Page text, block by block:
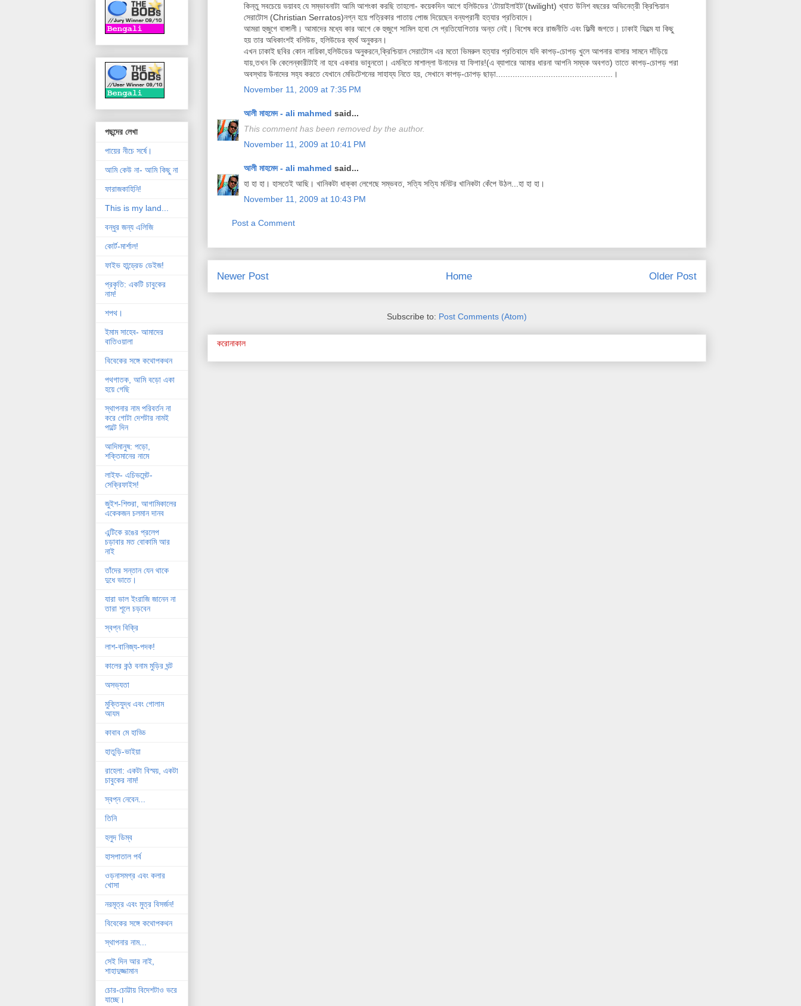
কিন্তু সবচেয়ে ভয়াবহ যে সম্ভাবনাটা আমি আশংকা করছি তাহলো- কয়েকদিন আগে হলিউডের ‘টোয়াইলাইট’(twilight) খ্যাত উনিশ বছরের অভিনেত্রী ক্রিশ্চিয়ান
সেরাটোস (Christian Serratos)নগ্ন হয়ে পত্রিকার পাতায় পোজ দিয়েছেন বন্যপ্রানী হত্যার প্রতিবাদে।
আমরা হুজুগে বাঙ্গালী। আমাদের মধ্যে কার আগে কে হুজুগে সামিল হবো সে প্রতিযোগিতার অন্ত নেই। বিশেষ করে রাজনীতি এবং ফিল্মী জগতে। ঢাকাই ফিল্মে যা কিছু
হয় তার অধিকাংশই বলিউড, হলিউডের ব্যর্থ অনুকরন।
এখন ঢাকাই ছবির কোন নায়িকা,হলিউডের অনুকরনে,ক্রিশ্চিয়ান সেরাটোস এর মতো ভিমরুল হত্যার প্রতিবাদে যদি কাপড়-চোপড় খুলে আপনার বাসার সামনে দাঁড়িয়ে
যায়,তখন কি কেলেন্কারীটাই না হবে একবার ভাবুনতো। এমনিতে মাশাল্লা উনাদের যা ফিগার!(এ ব্যাপারে আমার ধারনা আপনি সম্যক অবগত) তাতে কাপড়-চোপড় পরা
অবস্থায় উনাদের সহ্য করতে যেখানে মেডিটেশনের সাহায্য নিতে হয়, সেখানে কাপড়-চোপড় ছাড়া.................................................।
November 11, 2009 at 7:35 PM
আলী মাহমেদ - ali mahmed said...
This comment has been removed by the author.
November 11, 2009 at 10:41 PM
আলী মাহমেদ - ali mahmed said...
হা হা হা। হাসতেই আছি। খানিকটা ধাক্কা লেগেছে সম্ভবত, সত্যি সত্যি মনিটর খানিকটা কেঁপে উঠল...হা হা হা।
November 11, 2009 at 10:43 PM
Post a Comment
Newer Post Older Post
Home
Subscribe to: Post Comments (Atom)
করোনাকাল
পছন্দের লেখা
পায়ের নীচে সর্ষে।
আমি কেউ না- আমি কিছু না
ফারাজকাহিনি!
This is my land...
বন্ধুর জন্য এলিজি
কোর্ট-মার্শাল!
ফাইভ হান্ড্রেড ডেইজ!
প্রকৃতি: একটি চাবুকের
নাম!
শপথ।
ইমাম সাহেব- আমাদের
বাতিওয়ালা
বিবেকের সঙ্গে কথোপকথন
পথগাতক, আমি বড়ো একা
হয়ে গেছি
স্থাপনার নাম পরিবর্তন না
করে গোটা দেশটার নামই
পাল্টে দিন
আদিমানুষ: পড়ো,
শক্তিমানের নামে
লাইফ- এচিভমেন্ট-
সেক্রিফাইস!
জুইশ-শিশুরা, আগামিকালের
একেকজন চলমান দানব
এন্টিকে রঙের প্রলেপ
চড়াবার মত বোকামি আর
নাই
তাঁদের সন্তান যেন থাকে
দুধে ভাতে।
যারা ভাল ইংরাজি জানেন না
তারা শূলে চড়বেন
স্বপ্ন বিক্রি
লাশ-বানিজ্য-পদক!
কালের কন্ঠ বনাম মুড়ির ঘন্ট
অসভ্যতা
মুক্তিযুদ্ধ এবং গোলাম
আযম
কাবাব মে হাড্ডি
হাতুড়ি-ভাইয়া
রাহেলা: একটা বিস্ময়, একটা
চাবুকের নাম!
স্বপ্ন নেবেন...
তিনি
হলুদ ডিম্ব
হাসপাতাল পর্ব
ওড়নাসমগ্র এবং কলার
খোসা
নরমূত্র এবং মুত্র বিসর্জন!
বিবেকের সঙ্গে কথোপকথন
স্থাপনার নাম...
সেই দিন আর নাই,
শাহাদুজ্জামান
চোর-চোট্টায় বিদেশটাও ভরে
যাচ্ছে।